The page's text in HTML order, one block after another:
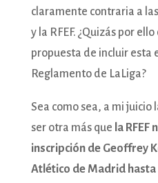
claramente contraria a
y la RFEF. ¿Quizás por
propuesta de incluir esta
Reglamento de LaLiga?
Sea como sea, a mi juicio
ser otra más que la
inscripción de Geoffrey
Atlético de Madrid